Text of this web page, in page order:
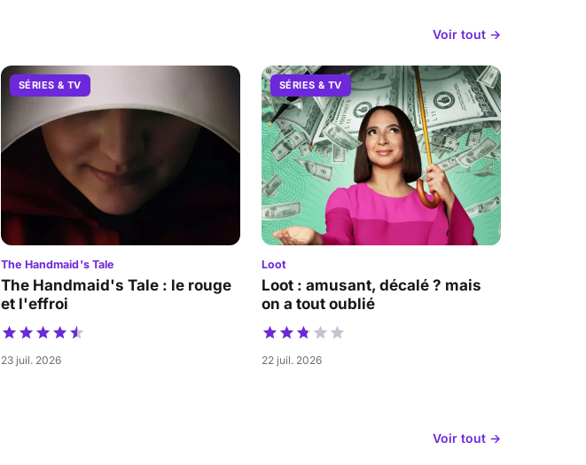
Voir tout →
SÉRIES & TV
The Handmaid's Tale
The Handmaid's Tale : le rouge
et l'effroi
23 juil. 2026
SÉRIES & TV
Loot
Loot : amusant, décalé ? mais
on a tout oublié
22 juil. 2026
Voir tout →